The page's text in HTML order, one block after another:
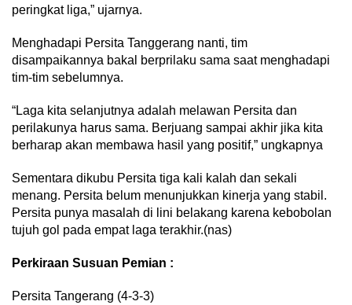
peringkat liga,” ujarnya.
Menghadapi Persita Tanggerang nanti, tim
disampaikannya bakal berprilaku sama saat menghadapi
tim-tim sebelumnya.
“Laga kita selanjutnya adalah melawan Persita dan
perilakunya harus sama. Berjuang sampai akhir jika kita
berharap akan membawa hasil yang positif,” ungkapnya
Sementara dikubu Persita tiga kali kalah dan sekali
menang. Persita belum menunjukkan kinerja yang stabil.
Persita punya masalah di lini belakang karena kebobolan
tujuh gol pada empat laga terakhir.(nas)
Perkiraan Susuan Pemian :
Persita Tangerang (4-3-3)